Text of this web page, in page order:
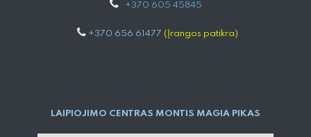
+370 605 4584​5
+370 656 61477 (Įrangos patikra)
LAIPIOJIMO CENTRAS MONTIS MAGIA PIKAS